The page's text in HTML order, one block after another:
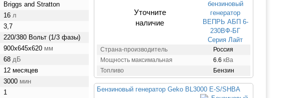
Briggs and Stratton
16 л
3,7
220/380 Вольт (1/3 фазы)
900x645x620 мм
68 дБ
12 месяцев
3000 мин
1
Уточните
наличие
Страна-производитель
Россия
Мощность максимальная
6.6 кВа
Топливо
Бензин
Бензиновый генератор Geko BL3000 E-S/SHBA